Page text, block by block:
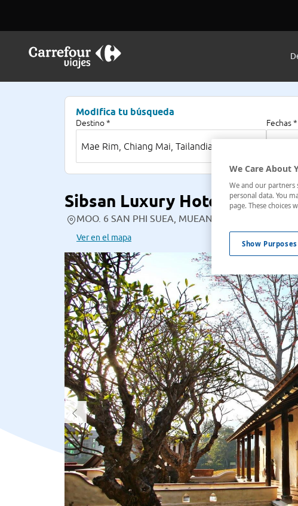
Modifica tu búsqueda
Destino * Fechas *
Sibsan Luxury Hotel
MOO. 6 SAN PHI SUEA, MUEANG, CHIANG
Ver en el mapa
We Care About
We and our partners
personal data. You
page. These choices
Show Purposes